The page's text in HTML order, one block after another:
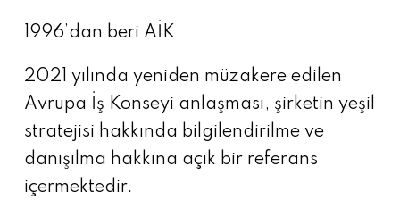
1996’dan beri AİK
2021 yılında yeniden müzakere edilen
Avrupa İş Konseyi anlaşması, şirketin yeşil
stratejisi hakkında bilgilendirilme ve
danışılma hakkına açık bir referans
içermektedir.